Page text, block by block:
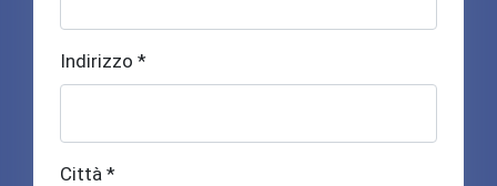
Indirizzo *
Città *